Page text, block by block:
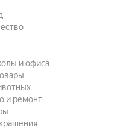
и офиса
и ремонт